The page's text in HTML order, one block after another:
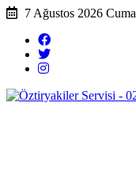
7 Ağustos 2026 Cuma